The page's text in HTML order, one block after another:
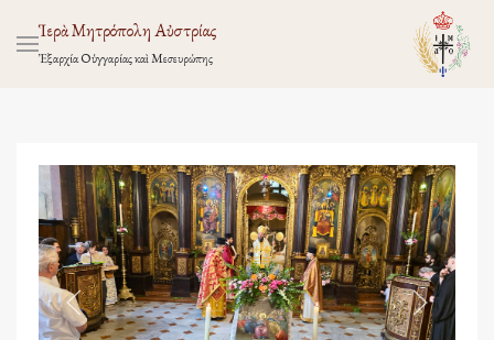
Ἱερὰ Μητρόπολη Αὐστρίας
Ἐξαρχία Οὑγγαρίας καὶ Μεσευρώπης